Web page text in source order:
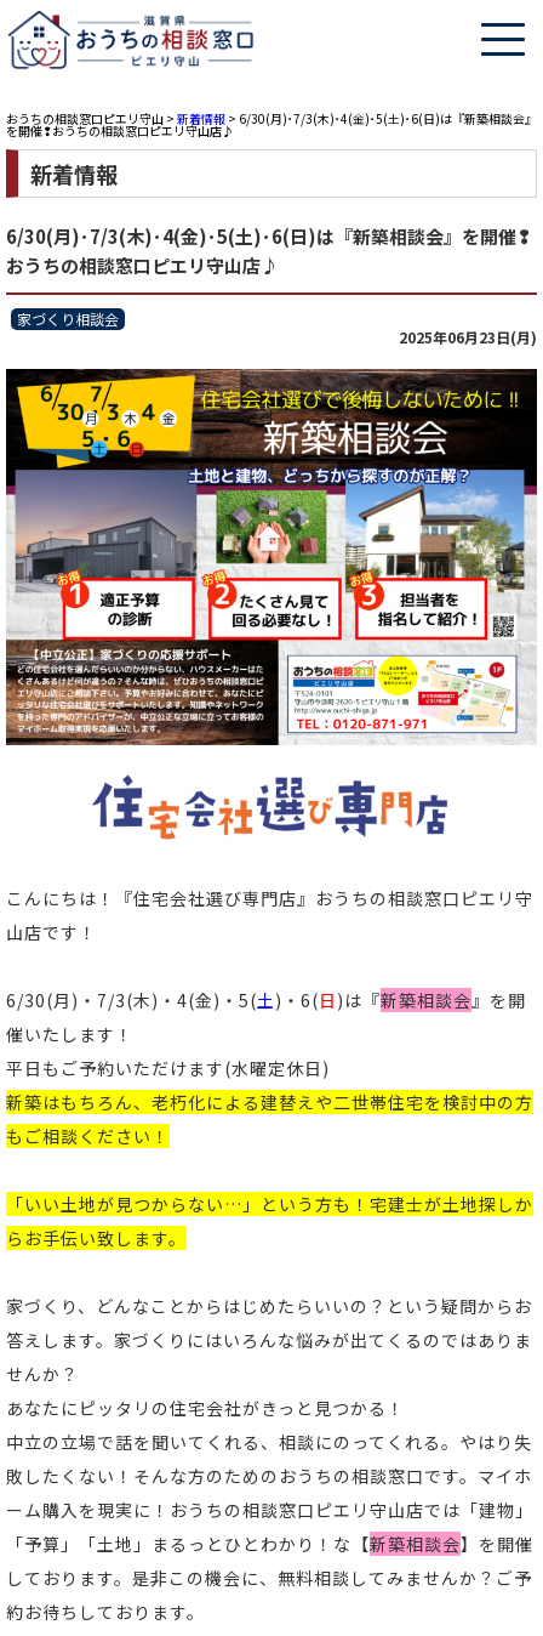
おうちの相談窓口ピエリ守山 > 新着情報 > 6/30(月)･7/3(木)･4(金)･5(土)･6(日)は『新築相談会』
を開催❢おうちの相談窓口ピエリ守山店♪
新着情報
6/30(月)･7/3(木)･4(金)･5(土)･6(日)は『新築相談会』を開催❢
おうちの相談窓口ピエリ守山店♪
家づくり相談会
2025年06月23日(月)
こんにちは！
『住宅会社選び専門店』おうちの相談窓口ピエリ守
山店です！
6/30(月)・7/3(木)・4(金)・5(土 )・6(日 )は『新築相談会 』 を開
催いたします！
平日もご予約いただけます(水曜定休日)
新築はもちろん、老朽化による建替えや二世帯住宅を検討中の方
もご相談ください！
「いい土地が見つからない…」という方も！宅建士が土地探しか
らお手伝い致します。
家づくり、どんなことからはじめたらいいの？という疑問からお
答えします。家づくりにはいろんな悩みが出てくるのではありま
せんか？
あなたにピッタリの住宅会社がきっと見つかる！
中立の立場で話を聞いてくれる、相談にのってくれる。やはり失
敗したくない！そんな方のためのおうちの相談窓口です。マイホ
ーム購入を現実に！おうちの相談窓口ピエリ守山店では「建物」
「予算」「土地」まるっとひとわかり！な【新築相談会】を開催
しております。是非この機会に、無料相談してみませんか？ご予
約お待ちしております。